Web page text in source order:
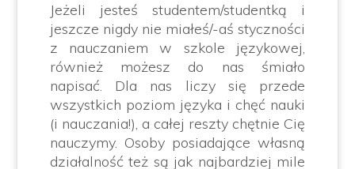
Jeżeli jesteś studentem/studentką i
jeszcze nigdy nie miałeś/-aś styczności
z nauczaniem w szkole językowej,
również możesz do nas śmiało
napisać. Dla nas liczy się przede
wszystkich poziom języka i chęć nauki
(i nauczania!), a całej reszty chętnie Cię
nauczymy. Osoby posiadające własną
działalność też są jak najbardziej mile